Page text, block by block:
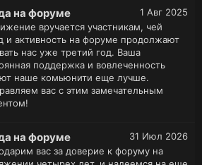
1 Авг 2025
на форуме
вручается участникам, чей
и активность на форуме продолжают
нас уже третий год. Ваша
поддержка и вовлеченность
наше комьюнити еще лучше.
вас с этим замечательным
31 Июл 2026
на форуме
вас за доверие к форуму на